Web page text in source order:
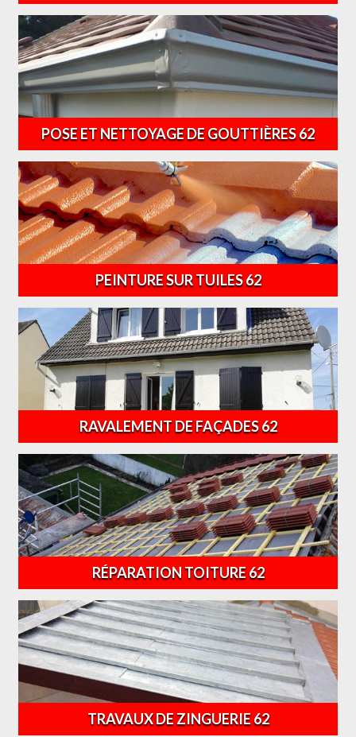
POSE ET NETTOYAGE DE GOUTTIÈRES 62
PEINTURE SUR TUILES 62
RAVALEMENT DE FAÇADES 62
RÉPARATION TOITURE 62
TRAVAUX DE ZINGUERIE 62